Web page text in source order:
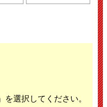
を選択してください。